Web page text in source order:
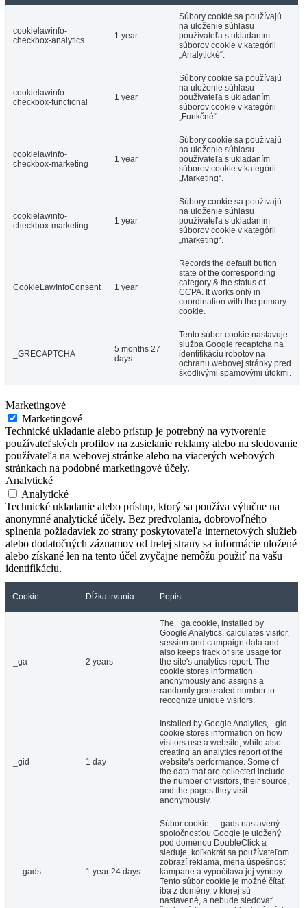
cookielawinfo-
checkbox-analytics
1 year
Súbory cookie sa používajú
na uloženie súhlasu
používateľa s ukladaním
súborov cookie v kategórii
„Analytické“.
cookielawinfo-
checkbox-functional
1 year
Súbory cookie sa používajú
na uloženie súhlasu
používateľa s ukladaním
súborov cookie v kategórii
„Funkčné“.
cookielawinfo-
checkbox-marketing
1 year
Súbory cookie sa používajú
na uloženie súhlasu
používateľa s ukladaním
súborov cookie v kategórii
„Marketing“.
cookielawinfo-
checkbox-marketing
1 year
Súbory cookie sa používajú
na uloženie súhlasu
používateľa s ukladaním
súborov cookie v kategórii
„marketing“.
CookieLawInfoConsent 1 year
Records the default button
state of the corresponding
category & the status of
CCPA. It works only in
coordination with the primary
cookie.
_GRECAPTCHA
5 months 27
days
Tento súbor cookie nastavuje
služba Google recaptcha na
identifikáciu robotov na
ochranu webovej stránky pred
škodlivými spamovými útokmi.
Marketingové
Marketingové
Technické ukladanie alebo prístup je potrebný na vytvorenie
používateľských profilov na zasielanie reklamy alebo na sledovanie
používateľa na webovej stránke alebo na viacerých webových
stránkach na podobné marketingové účely.
Analytické
Analytické
Technické ukladanie alebo prístup, ktorý sa používa výlučne na
anonymné analytické účely. Bez predvolania, dobrovoľného
splnenia požiadaviek zo strany poskytovateľa internetových služieb
alebo dodatočných záznamov od tretej strany sa informácie uložené
alebo získané len na tento účel zvyčajne nemôžu použiť na vašu
identifikáciu.
Cookie Dĺžka trvania Popis
_ga 2 years
The _ga cookie, installed by
Google Analytics, calculates visitor,
session and campaign data and
also keeps track of site usage for
the site's analytics report. The
cookie stores information
anonymously and assigns a
randomly generated number to
recognize unique visitors.
_gid 1 day
Installed by Google Analytics, _gid
cookie stores information on how
visitors use a website, while also
creating an analytics report of the
website's performance. Some of
the data that are collected include
the number of visitors, their source,
and the pages they visit
anonymously.
__gads 1 year 24 days
Súbor cookie __gads nastavený
spoločnosťou Google je uložený
pod doménou DoubleClick a
sleduje, koľkokrát sa používateľom
zobrazí reklama, meria úspešnosť
kampane a vypočítava jej výnosy.
Tento súbor cookie je možné čítať
iba z domény, v ktorej sú
nastavené, a nebude sledovať